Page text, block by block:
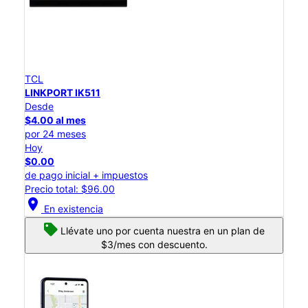
TCL
LINKPORT IK511
Desde
$4.00 al mes
por 24 meses
Hoy
$0.00
de pago inicial + impuestos
Precio total: $96.00
location_on En existencia
Llévate uno por cuenta nuestra en un plan de
$3/mes con descuento.